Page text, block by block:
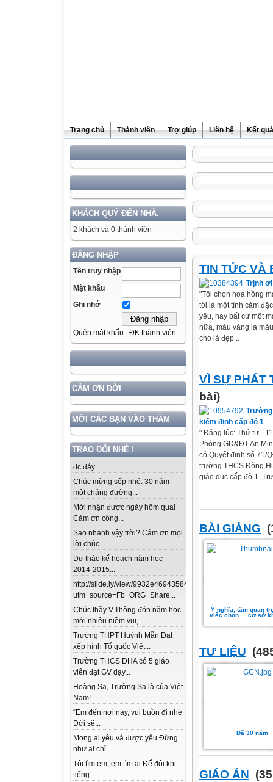
Trang chủ Thành viên Trợ giúp Liên hệ Kết
KHÁCH QUÝ ĐẾN NHÀ.
2 khách và 0 thành viên
ĐĂNG NHẬP
Tên truy nhập
Mật khẩu
Ghi nhớ
Quên mật khẩu ĐK thành viên
CẢM ƠN ĐỜI
MỜI CÁC BẠN VÀO THĂM
TRAO ĐỔI NHÉ !
đc đáy ...
Chúc mừng sếp nhé. 30 năm -
một chặng đường...
Mới nhận được ngày hôm qua!
Cảm ơn công...
Sao nhanh vậy trời? Cảm ơn mọi
lời chúc....
Dự thảo kế hoạch năm học
2014-2015...
http://slide.ly/view/9932e46943584f33502958e77370f162?
utm_source=Fb_ORG_Share...
Chúc thầy V.Thông đón năm học
mới nhiều niềm vui,...
Trường THPT Huỳnh Mẫn Đạt
xếp hình Tổ quốc Việt...
Trường THCS ĐHA có 5 giáo
viên đạt GV dạy...
Hoàng Sa, Trường Sa là của Việt
Nam!...
“Em đến nơi này, vui buồn đi nhé
Đời sẽ...
Mong ai yêu và được yêu Đừng
như ai chỉ...
Tôi tìm em, em tìm ai Để đôi khi
tiếng...
TIN TỨC VÀ
Trịnh
"Tôi chọn hoa hồng
tôi là một tình cảm
yêu, hay bất cứ một
nữa, màu vàng là
cho là đẹp...
VÌ SỰ PHÁT
bài)
Trường
kiểm định cấp độ 1
" Đăng lúc: Thứ tư -
Phòng GD&ĐT An
có Quyết định số 71/
trường THCS Đông
giáo dục cấp độ 1.
BÀI GIẢNG
Ý nghĩa, tầm quan
việc chọn ... cơ sở
TƯ LIỆU
Đã 30 năm
GIÁO ÁN